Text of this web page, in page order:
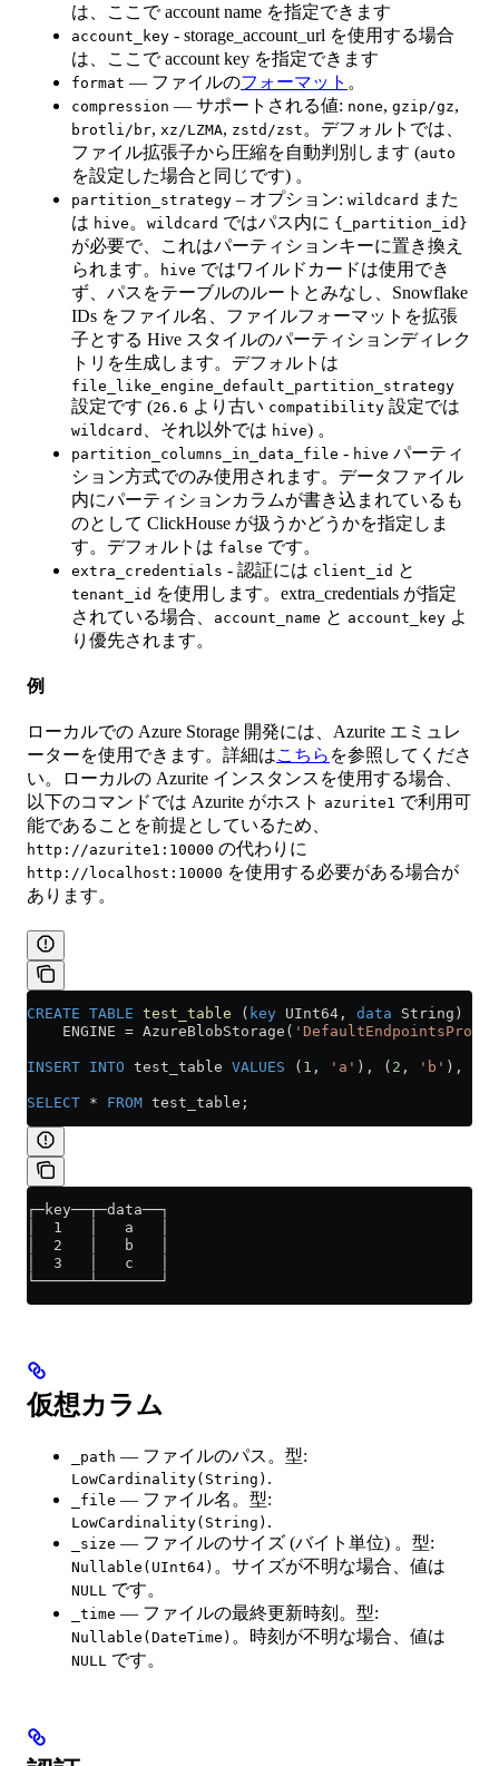
は、ここで account name を指定できます
account_key - storage_account_url を使用する場合
は、ここで account key を指定できます
format — ファイルのフォーマット 。
compression — サポートされる値: none, gzip/gz,
brotli/br, xz/LZMA, zstd/zst 。デフォルトでは、
ファイル拡張子から圧縮を自動判別します (auto
を設定した場合と同じです) 。
partition_strategy – オプション: wildcard また
は hive 。 wildcard ではパス内に {_partition_id}
が必要で、これはパーティションキーに置き換え
られます。
hive ではワイルドカードは使用でき
ず、パスをテーブルのルートとみなし、Snowflake
IDs をファイル名、ファイルフォーマットを拡張
子とする Hive スタイルのパーティションディレク
トリを生成します。デフォルトは
file_like_engine_default_partition_strategy
設定です (26.6 より古い compatibility 設定では
wildcard 、それ以外では hive) 。
partition_columns_in_data_file - hive パーティ
ション方式でのみ使用されます。データファイル
内にパーティションカラムが書き込まれているも
のとして ClickHouse が扱うかどうかを指定しま
す。デフォルトは false です。
extra_credentials - 認証には client_id と
tenant_id を使用します。extra_credentials が指定
されている場合、
account_name と account_key よ
り優先されます。
例
ローカルでの Azure Storage 開発には、Azurite エミュレ
ーターを使用できます。詳細はこちら を参照してくださ
い。ローカルの Azurite インスタンスを使用する場合、
以下のコマンドでは Azurite がホスト azurite1 で利用可
能であることを前提としているため、
http://azurite1:10000 の代わりに
http://localhost:10000 を使用する必要がある場合が
あります。
CREATE TABLE test_table ( key UInt64, data String)
    ENGINE
= AzureBlobStorage(
INSERT INTO test_table VALUES ( 1 , 'a' ), ( 2 , 'b' ), (
SELECT * FROM test_table;
┌─key──┬─data──┐
│  1   │   a   │
│  2   │   b   │
│  3   │   c   │
└──────┴───────┘
仮想カラム
_path — ファイルのパス。型:
LowCardinality(String) .
_file — ファイル名。型:
LowCardinality(String) .
_size — ファイルのサイズ (バイト単位) 。型:
Nullable(UInt64) 。サイズが不明な場合、値は
NULL です。
_time — ファイルの最終更新時刻。型:
Nullable(DateTime) 。時刻が不明な場合、値は
NULL です。